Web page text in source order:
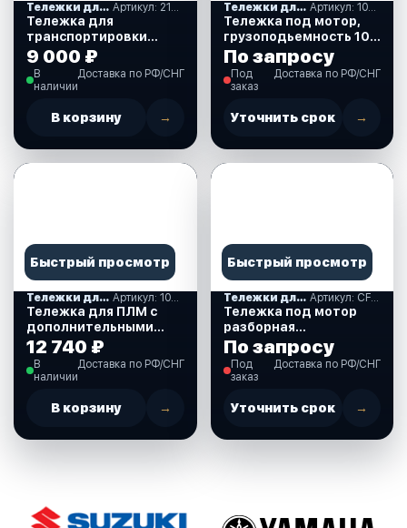
Тележки для транспортировки моторов Артикул: 210067
Тележка для
транспортировки
моторов мощностью
до 40 л.с. (210067)
9 000 ₽
В
наличии
Доставка по РФ/СНГ
В корзину →
Тележки для транспортировки моторов Артикул: 1023001
Тележка под мотор,
грузоподьемность 100
кг (1023001)
По запросу
Под
заказ
Доставка по РФ/СНГ
Уточнить срок →
Быстрый просмотр
Тележки для транспортировки моторов Артикул: 10269383
Тележка для ПЛМ с
дополнительными
колесами (10269383)
12 740 ₽
В
наличии
Доставка по РФ/СНГ
В корзину →
Быстрый просмотр
Тележки для транспортировки моторов Артикул: CFBPM013B
Тележка под мотор
разборная
(CFBPM013B) (310258)
По запросу
Под
заказ
Доставка по РФ/СНГ
Уточнить срок →